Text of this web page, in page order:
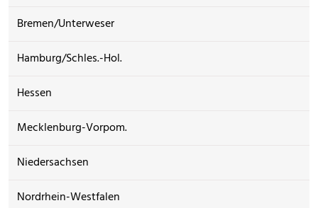
Bremen/Unterweser
Hamburg/Schles.-Hol.
Hessen
Mecklenburg-Vorpom.
Niedersachsen
Nordrhein-Westfalen